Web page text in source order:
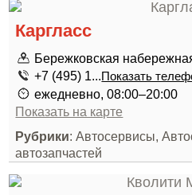
Каргласс
Бережковская
+7 (495) 1...Показать
ежедневно, 08:00–20:00
Показать на карте
Рубрики: Автосервисы,
автозапчастей